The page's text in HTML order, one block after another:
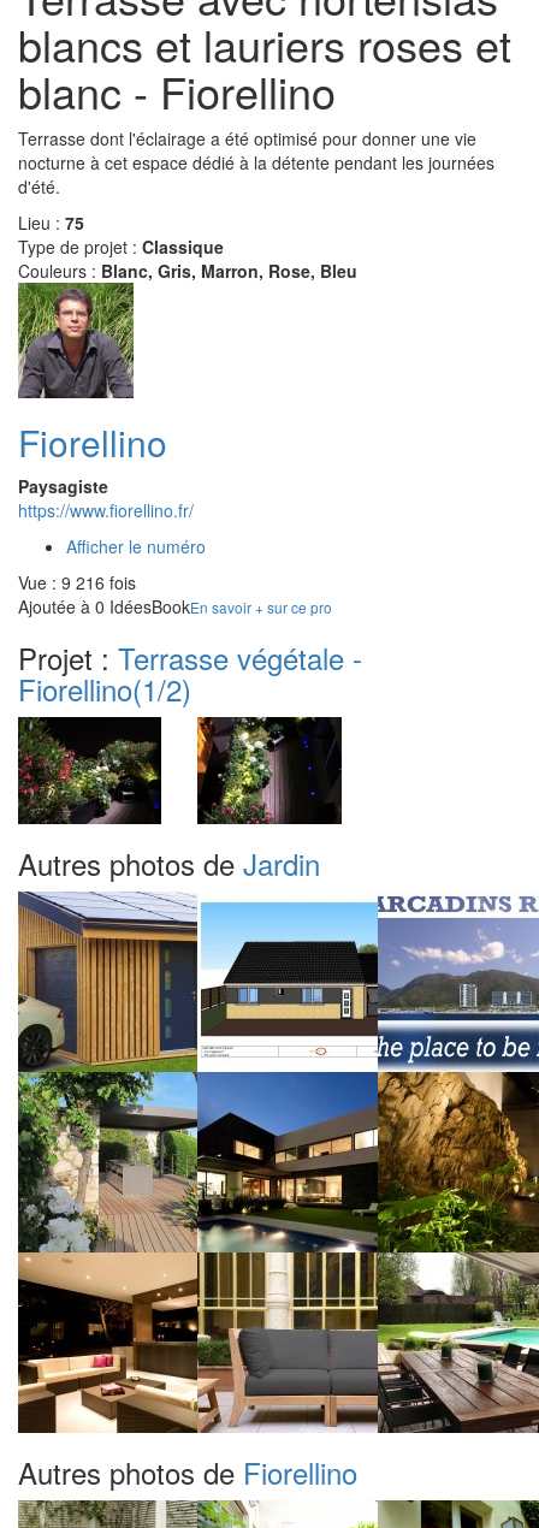
blancs et lauriers roses et
blanc - Fiorellino
Terrasse dont l'éclairage a été optimisé pour donner une vie
nocturne à cet espace dédié à la détente pendant les journées
d'été.
Lieu : 75
Type de projet : Classique
Couleurs : Blanc, Gris, Marron, Rose, Bleu
Fiorellino
Paysagiste
https://www.fiorellino.fr/
Afficher le numéro
Vue : 9 216 fois
Ajoutée à 0 IdéesBookEn savoir + sur ce pro
Projet : Terrasse végétale -
Fiorellino(1/2)
Autres photos de Jardin
Autres photos de Fiorellino